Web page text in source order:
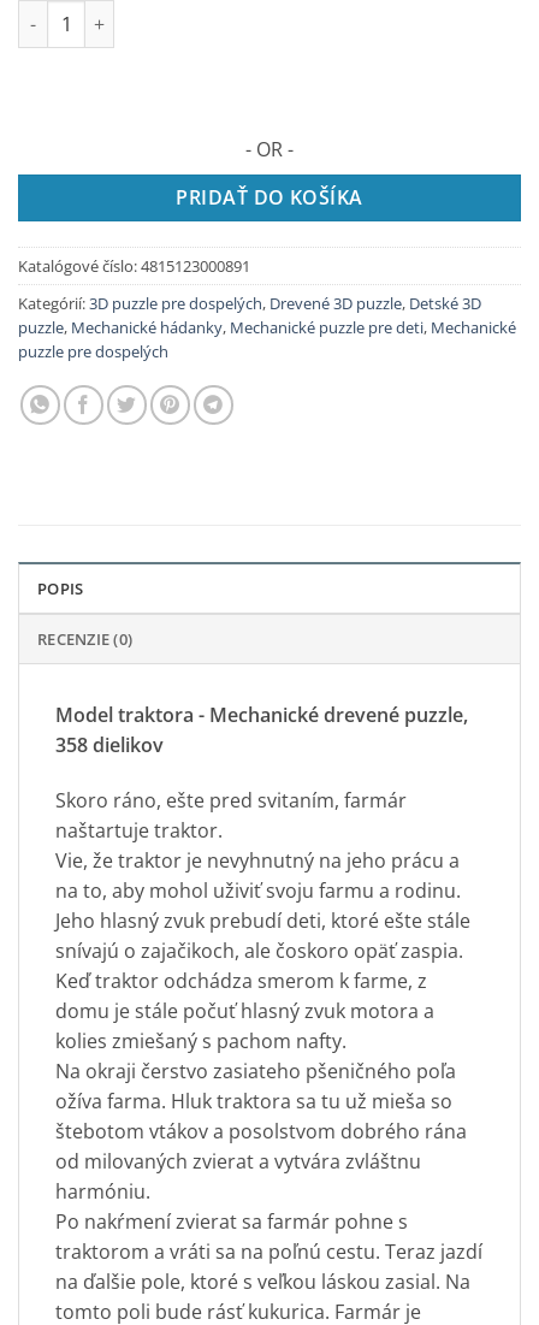
množstvo Traktor - Mechanické drevené puzzle, 358 dielikov
- OR -
PRIDAŤ DO KOŠÍKA
Katalógové číslo:4815123000891
Kategórií:3D puzzle pre dospelých, Drevené 3D puzzle, Detské 3D
puzzle, Mechanické hádanky, Mechanické puzzle pre deti, Mechanické
puzzle pre dospelých
POPIS
RECENZIE (0)
Model traktora - Mechanické drevené puzzle,
358 dielikov
Skoro ráno, ešte pred svitaním, farmár
naštartuje traktor.
Vie, že traktor je nevyhnutný na jeho prácu a
na to, aby mohol uživiť svoju farmu a rodinu.
Jeho hlasný zvuk prebudí deti, ktoré ešte stále
snívajú o zajačikoch, ale čoskoro opäť zaspia.
Keď traktor odchádza smerom k farme, z
domu je stále počuť hlasný zvuk motora a
kolies zmiešaný s pachom nafty.
Na okraji čerstvo zasiateho pšeničného poľa
ožíva farma. Hluk traktora sa tu už mieša so
štebotom vtákov a posolstvom dobrého rána
od milovaných zvierat a vytvára zvláštnu
harmóniu.
Po nakŕmení zvierat sa farmár pohne s
traktorom a vráti sa na poľnú cestu. Teraz jazdí
na ďalšie pole, ktoré s veľkou láskou zasial. Na
tomto poli bude rásť kukurica. Farmár je